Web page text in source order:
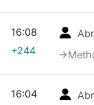
16:08
+244
16:04